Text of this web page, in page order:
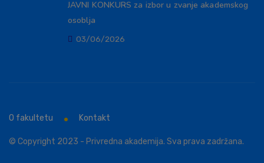
JAVNI KONKURS za izbor u zvanje akademskog
osoblja
03/06/2026
© Copyright 2023 - Privredna akademija. Sva prava zadržana.
O fakultetu Kontakt